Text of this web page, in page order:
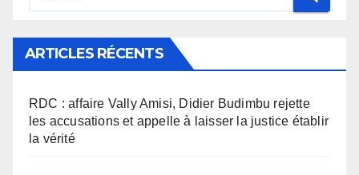
ARTICLES RÉCENTS
RDC : affaire Vally Amisi, Didier Budimbu rejette
les accusations et appelle à laisser la justice établir
la vérité